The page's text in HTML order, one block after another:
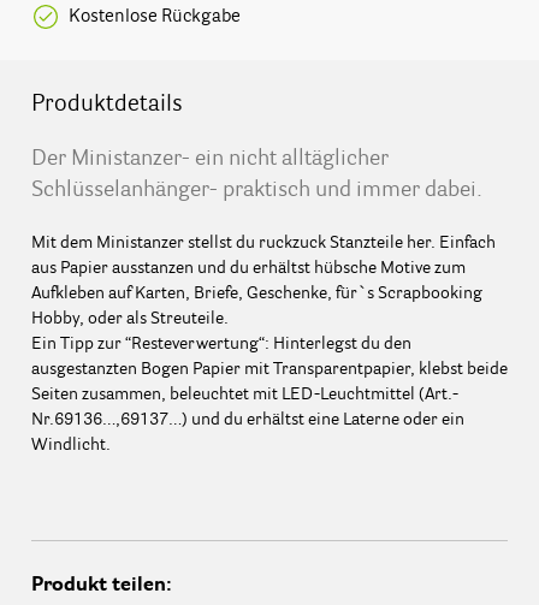
Kostenlose Rückgabe
Produktdetails
Der Ministanzer- ein nicht alltäglicher
Schlüsselanhänger- praktisch und immer dabei.
Mit dem Ministanzer stellst du ruckzuck Stanzteile her. Einfach
aus Papier ausstanzen und du erhältst hübsche Motive zum
Aufkleben auf Karten, Briefe, Geschenke, für`s Scrapbooking
Hobby, oder als Streuteile.
Ein Tipp zur “Resteverwertung“: Hinterlegst du den
ausgestanzten Bogen Papier mit Transparentpapier, klebst beide
Seiten zusammen, beleuchtet mit LED-Leuchtmittel (Art.-
Nr.69136…,69137…) und du erhältst eine Laterne oder ein
Windlicht.
Produkt teilen: